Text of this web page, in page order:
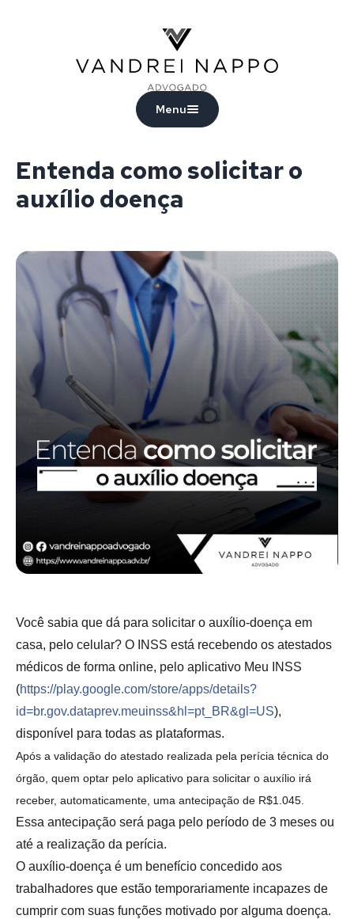
Menu
Entenda como solicitar o
auxílio doença
Você sabia que dá para solicitar o auxílio-doença em
casa, pelo celular? O INSS está recebendo os atestados
médicos de forma online, pelo aplicativo Meu INSS
(https://play.google.com/store/apps/details?
id=br.gov.dataprev.meuinss&hl=pt_BR&gl=US),
disponível para todas as plataformas.
Após a validação do atestado realizada pela perícia técnica do
órgão, quem optar pelo aplicativo para solicitar o auxílio irá
receber, automaticamente, uma antecipação de R$1.045.
Essa antecipação será paga pelo período de 3 meses ou
até a realização da perícia.
O auxílio-doença é um benefício concedido aos
trabalhadores que estão temporariamente incapazes de
cumprir com suas funções motivado por alguma doença.